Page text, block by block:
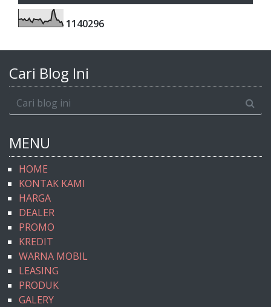
1140296
Cari Blog Ini
MENU
HOME
KONTAK KAMI
HARGA
DEALER
PROMO
KREDIT
WARNA MOBIL
LEASING
PRODUK
GALERY